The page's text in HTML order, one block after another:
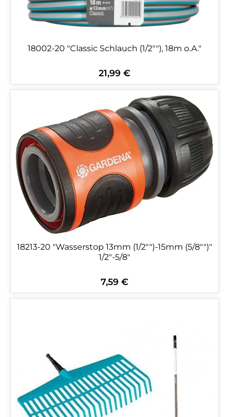
18002-20 "Classic Schlauch (1/2""), 18m o.A."
Regulärer Preis:
21,99 €
18213-20 "Wasserstop 13mm (1/2"")-15mm (5/8"")"
1/2"-5/8"
Regulärer Preis:
7,59 €